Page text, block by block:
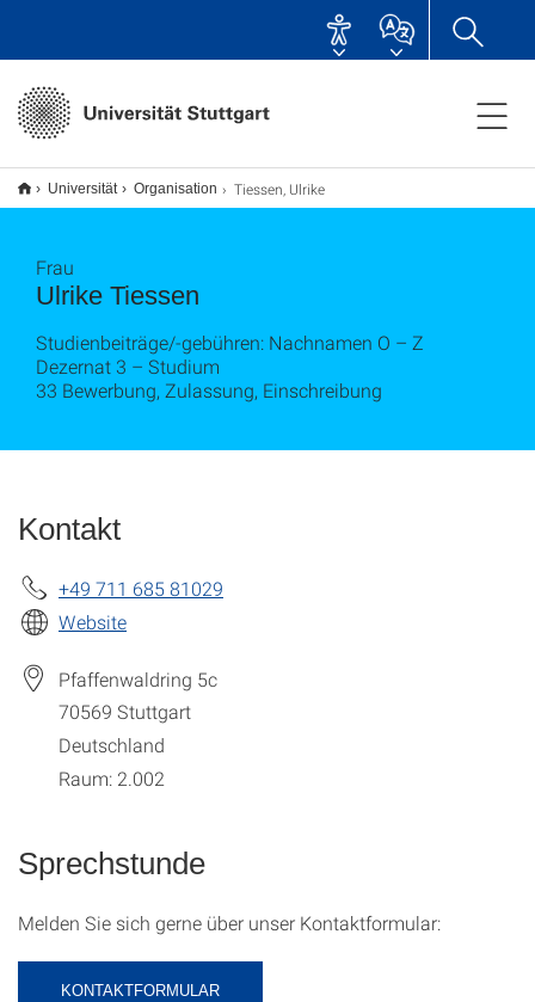
Universität Organisation Tiessen, Ulrike
Ulrike Tiessen
Frau
Studienbeiträge/-gebühren: Nachnamen O – Z
Dezernat 3 – Studium
33 Bewerbung, Zulassung, Einschreibung
Kontakt
+49 711 685 81029
Website
Pfaffenwaldring 5c
70569 Stuttgart
Deutschland
Raum: 2.002
Sprechstunde
Melden Sie sich gerne über unser Kontaktformular:
KONTAKTFORMULAR